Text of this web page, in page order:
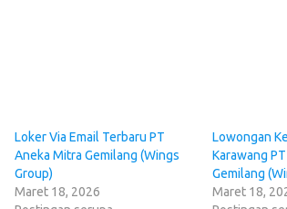
Loker Via Email Terbaru PT
Aneka Mitra Gemilang (Wings
Group)
Maret 18, 2026
Lowongan
Karawang
Gemilang
Maret 18,